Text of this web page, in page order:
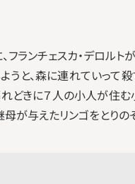
フランチェスカ・デロ
うと、森に連れていっ
どきに７人の小人が住
母が与えたリンゴをとり